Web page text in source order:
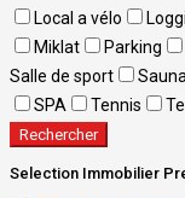
Local a vélo
Miklat
Parking
Salle de sport
Sauna
SPA
Tennis
Rechercher
Selection Immobilier